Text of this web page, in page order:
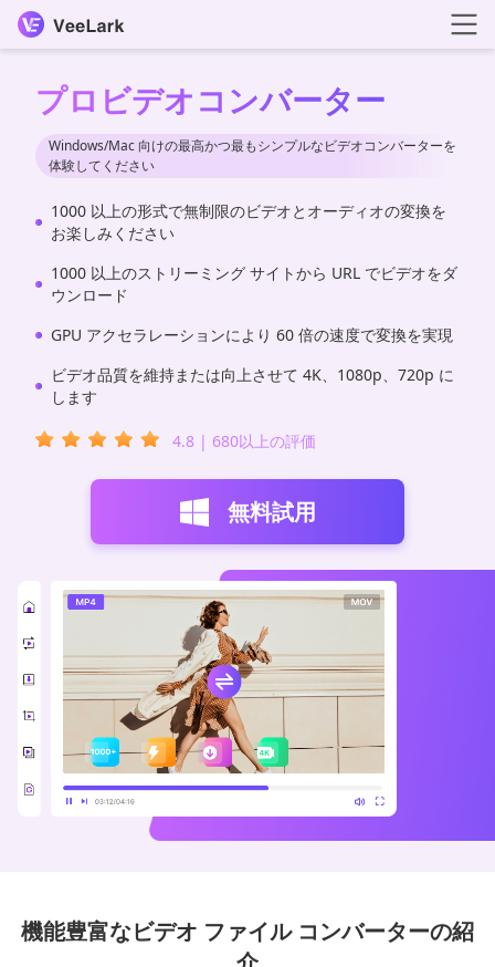
プロビデオコンバーター
Windows/Mac 向けの最高かつ最もシンプルなビデオコンバーターを
体験してください
1000 以上の形式で無制限のビデオとオーディオの変換を
お楽しみください
1000 以上のストリーミング サイトから URL でビデオをダ
ウンロード
GPU アクセラレーションにより 60 倍の速度で変換を実現
ビデオ品質を維持または向上させて 4K、1080p、720p に
します
4.8 | 680以上の評価
無料試用
機能豊富なビデオ ファイル コンバーターの紹